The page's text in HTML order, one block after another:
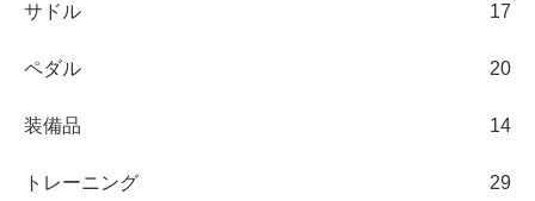
サドル 17
ペダル 20
装備品 14
トレーニング 29